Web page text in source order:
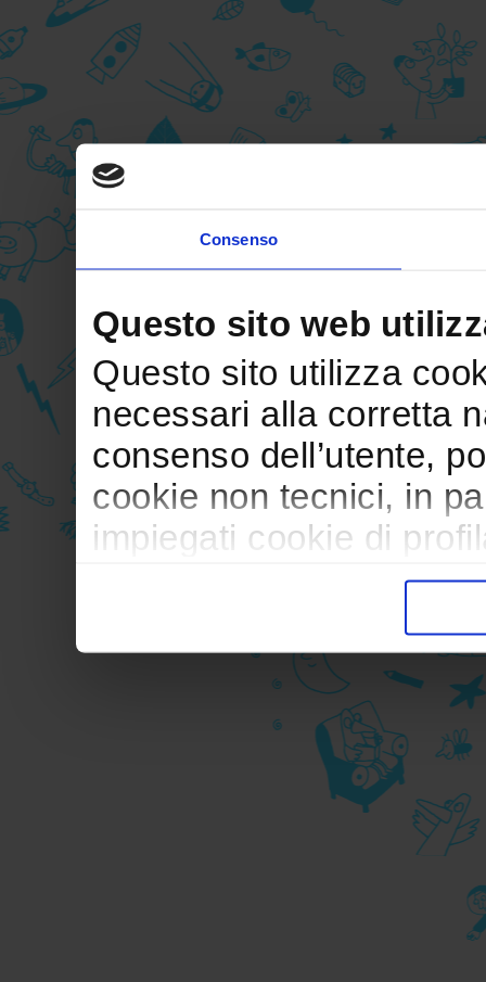
Consenso
Questo sito web
Questo sito utilizza
necessari alla corretta
consenso dell’utente,
cookie non tecnici, in
impiegati cookie di
trasferimento verso
durante la navigazione.
Per maggiori dettagli
durante la
privacy sui cookie, ti
informativa cookie
Chiudendo il banner
senza alcuna
cookie tecnici.